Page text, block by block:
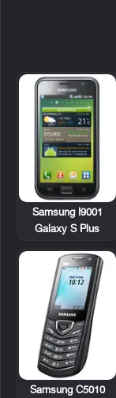
Samsung I9001
Galaxy S Plus
Samsung C5010